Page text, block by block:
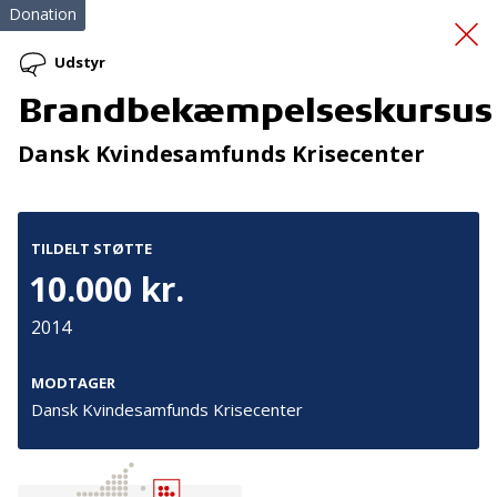
Trivsel og øget
Donation
Udstyr
Brandbekæmpelseskursus
Dansk Kvindesamfunds Krisecenter
TILDELT STØTTE
10.000 kr.
2014
MODTAGER
Dansk Kvindesamfunds Krisecenter
Tilmeld nyhedsbrev
De seneste nyheder om TrygFondens og TryghedsGruppens
aktiviteter direkte i din indbakke.